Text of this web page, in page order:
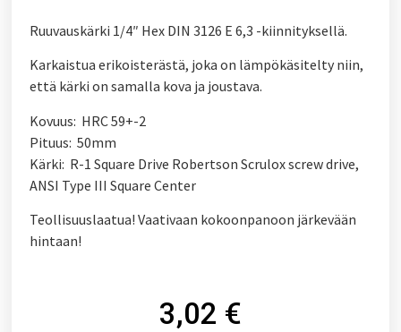
Ruuvauskärki 1/4″ Hex DIN 3126 E 6,3 -kiinnityksellä.
Karkaistua erikoisterästä, joka on lämpökäsitelty niin,
että kärki on samalla kova ja joustava.
Kovuus: HRC 59+-2
Pituus: 50mm
Kärki: R-1 Square Drive Robertson Scrulox screw drive,
ANSI Type III Square Center
Teollisuuslaatua! Vaativaan kokoonpanoon järkevään
hintaan!
3,02 €